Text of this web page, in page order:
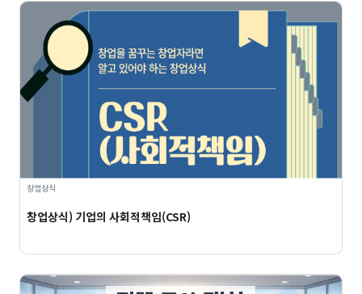
창업상식
창업상식) 기업의 사회적책임(CSR)